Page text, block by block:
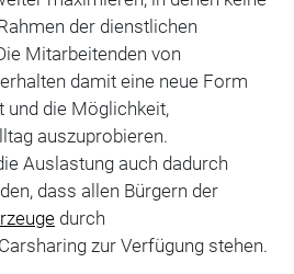
der dienstlichen
Mitarbeitenden von
damit eine neue Form
und die Möglichkeit,
auszuprobieren.
Auslastung auch dadurch
dass allen Bürgern der
durch
zur Verfügung stehen.